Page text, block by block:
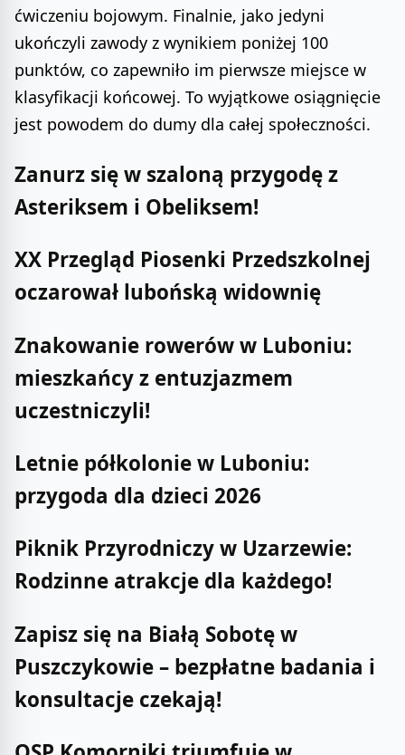
ćwiczeniu bojowym. Finalnie, jako jedyni
ukończyli zawody z wynikiem poniżej 100
punktów, co zapewniło im pierwsze miejsce w
klasyfikacji końcowej. To wyjątkowe osiągnięcie
jest powodem do dumy dla całej społeczności.
Zanurz się w szaloną przygodę z
Asteriksem i Obeliksem!
XX Przegląd Piosenki Przedszkolnej
oczarował lubońską widownię
Znakowanie rowerów w Luboniu:
mieszkańcy z entuzjazmem
uczestniczyli!
Letnie półkolonie w Luboniu:
przygoda dla dzieci 2026
Piknik Przyrodniczy w Uzarzewie:
Rodzinne atrakcje dla każdego!
Zapisz się na Białą Sobotę w
Puszczykowie – bezpłatne badania i
konsultacje czekają!